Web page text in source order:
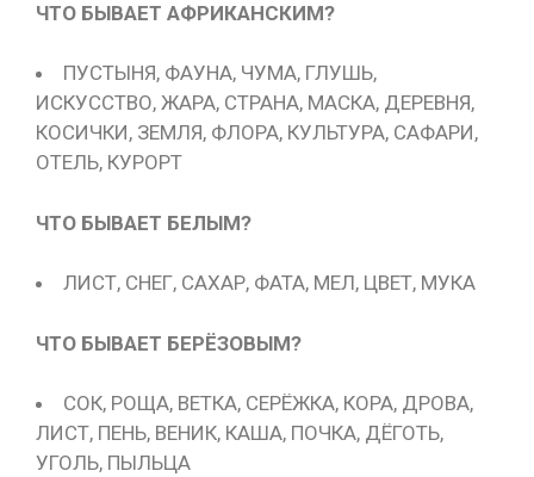
ЧТО БЫВАЕТ АФРИКАНСКИМ?
ПУСТЫНЯ, ФАУНА, ЧУМА, ГЛУШЬ,
ИСКУССТВО, ЖАРА, СТРАНА, МАСКА, ДЕРЕВНЯ,
КОСИЧКИ, ЗЕМЛЯ, ФЛОРА, КУЛЬТУРА, САФАРИ,
ОТЕЛЬ, КУРОРТ
ЧТО БЫВАЕТ БЕЛЫМ?
ЛИСТ, СНЕГ, САХАР, ФАТА, МЕЛ, ЦВЕТ, МУКА
ЧТО БЫВАЕТ БЕРЁЗОВЫМ?
СОК, РОЩА, ВЕТКА, СЕРЁЖКА, КОРА, ДРОВА,
ЛИСТ, ПЕНЬ, ВЕНИК, КАША, ПОЧКА, ДЁГОТЬ,
УГОЛЬ, ПЫЛЬЦА